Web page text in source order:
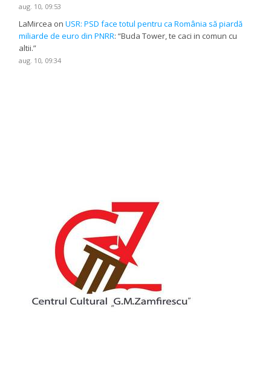
aug. 10, 09:53
LaMircea onUSR: PSD face totul pentru ca România să piardă
miliarde de euro din PNRR: “Buda Tower, te caci in comun cu
altii.”
aug. 10, 09:34